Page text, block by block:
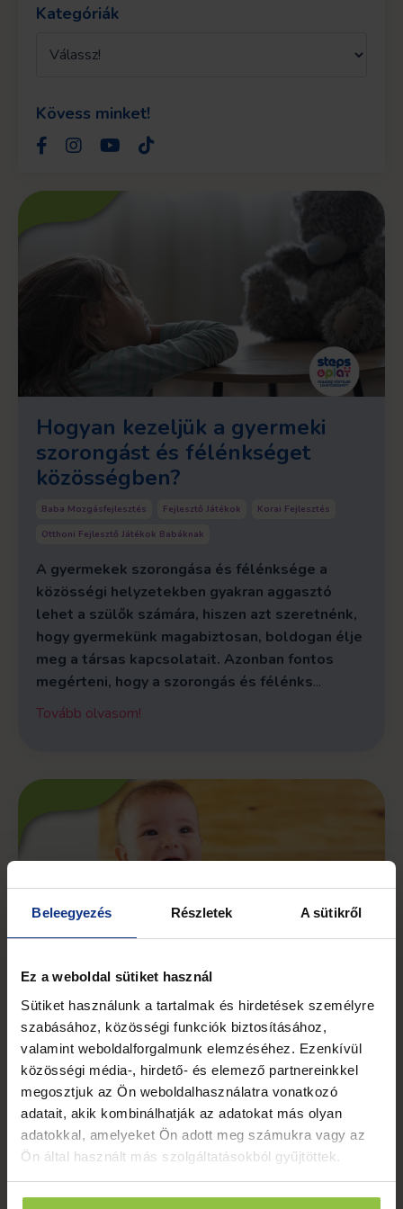
Beleegyezés Részletek A sütikről
Ez a weboldal sütiket használ
Sütiket használunk a tartalmak és hirdetések személyre
szabásához, közösségi funkciók biztosításához,
valamint weboldalforgalmunk elemzéséhez. Ezenkívül
közösségi média-, hirdető- és elemező partnereinkkel
megosztjuk az Ön weboldalhasználatra vonatkozó
adatait, akik kombinálhatják az adatokat más olyan
adatokkal, amelyeket Ön adott meg számukra vagy az
Ön által használt más szolgáltatásokból gyűjtöttek.
Hogyan kezeljük a gyermeki
szorongást és félénkséget
közösségben?
Baba Mozgásfejlesztés Fejlesztő Játékok
Korai Fejlesztés
Otthoni Fejlesztő Játékok Babáknak
A gyermekek szorongása és félénksége a
közösségi helyzetekben gyakran aggasztó
lehet a szülők számára, hiszen azt szeretnénk,
hogy gyermekünk magabiztosan, boldogan élje
meg a társas kapcsolatait. Azonban fontos
megérteni, hogy a szorongás és félénks...
Tovább olvasom!
Játékok és kapcsolatok – A
szociális tanulás első lépései
Baba Mozgásfejlesztés Fejlesztő Játékok
Korai Fejlesztés
Mozgásfejlesztés
A szociális készségek fejlődése
kulcsfontosságú a gyermekek életében, mivel
ezek az alapok azok, amelyek segítenek nekik
sikeresen navigálni a társas kapcsolatokban,
Kategóriák
Kövess minket!